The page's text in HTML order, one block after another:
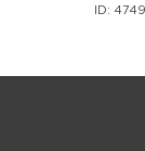
ID: